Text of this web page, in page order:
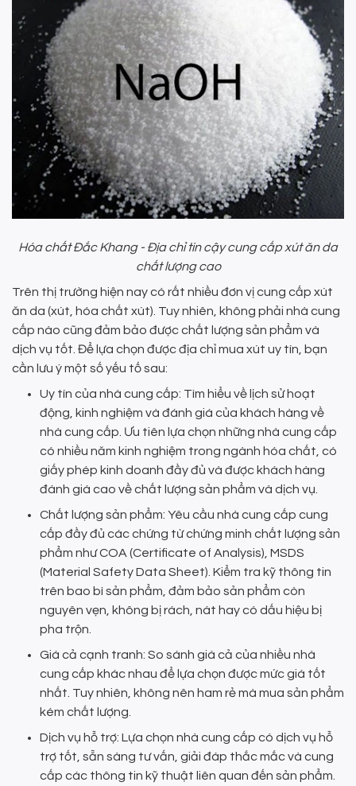
Hóa chất Đắc Khang - Địa chỉ tin cậy cung cấp xút ăn da
chất lượng cao
Trên thị trường hiện nay có rất nhiều đơn vị cung cấp xút
ăn da (xút, hóa chất xút). Tuy nhiên, không phải nhà cung
cấp nào cũng đảm bảo được chất lượng sản phẩm và
dịch vụ tốt. Để lựa chọn được địa chỉ mua xút uy tín, bạn
cần lưu ý một số yếu tố sau:
Uy tín của nhà cung cấp: Tìm hiểu về lịch sử hoạt
động, kinh nghiệm và đánh giá của khách hàng về
nhà cung cấp. Ưu tiên lựa chọn những nhà cung cấp
có nhiều năm kinh nghiệm trong ngành hóa chất, có
giấy phép kinh doanh đầy đủ và được khách hàng
đánh giá cao về chất lượng sản phẩm và dịch vụ.
Chất lượng sản phẩm: Yêu cầu nhà cung cấp cung
cấp đầy đủ các chứng từ chứng minh chất lượng sản
phẩm như COA (Certificate of Analysis), MSDS
(Material Safety Data Sheet). Kiểm tra kỹ thông tin
trên bao bì sản phẩm, đảm bảo sản phẩm còn
nguyên vẹn, không bị rách, nát hay có dấu hiệu bị
pha trộn.
Giá cả cạnh tranh: So sánh giá cả của nhiều nhà
cung cấp khác nhau để lựa chọn được mức giá tốt
nhất. Tuy nhiên, không nên ham rẻ mà mua sản phẩm
kém chất lượng.
Dịch vụ hỗ trợ: Lựa chọn nhà cung cấp có dịch vụ hỗ
trợ tốt, sẵn sàng tư vấn, giải đáp thắc mắc và cung
cấp các thông tin kỹ thuật liên quan đến sản phẩm.